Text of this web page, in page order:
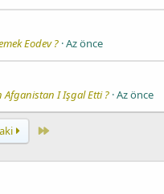
Eodev ? Az önce
Afganistan I Işgal Etti ? Az önce
Last